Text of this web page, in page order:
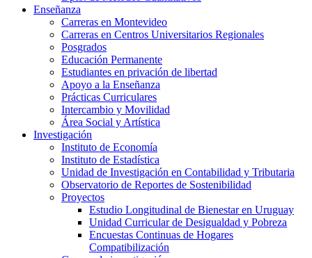
Enseñanza
Carreras en Montevideo
Carreras en Centros Universitarios Regionales
Posgrados
Educación Permanente
Estudiantes en privación de libertad
Apoyo a la Enseñanza
Prácticas Curriculares
Intercambio y Movilidad
Área Social y Artística
Investigación
Instituto de Economía
Instituto de Estadística
Unidad de Investigación en Contabilidad y Tributaria
Observatorio de Reportes de Sostenibilidad
Proyectos
Estudio Longitudinal de Bienestar en Uruguay
Unidad Curricular de Desigualdad y Pobreza
Encuestas Continuas de Hogares
Compatibilización